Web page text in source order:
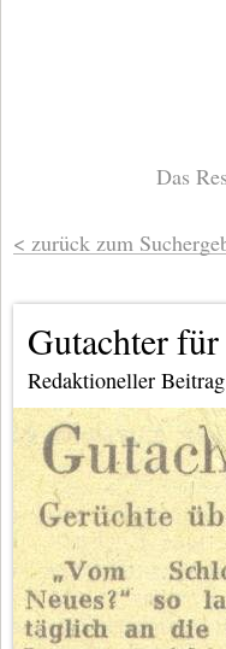
Das
zurück zum
Gutachter
Redaktioneller